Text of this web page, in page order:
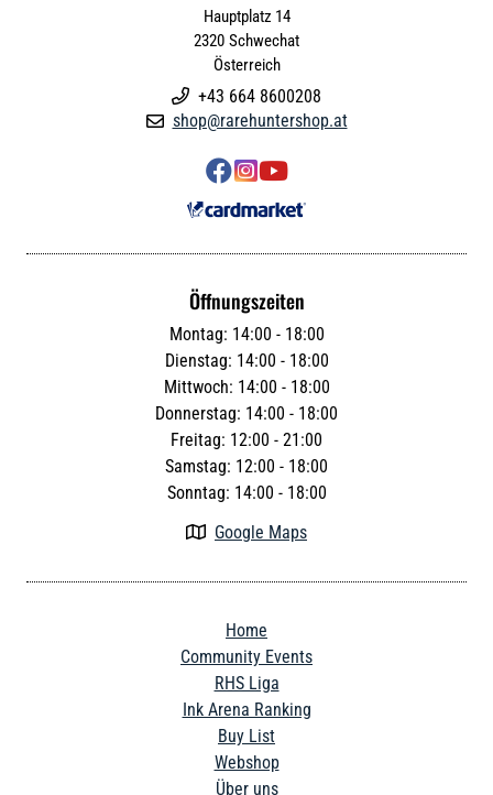
Hauptplatz 14
2320 Schwechat
Österreich
 +43 664 8600208
 shop@rarehuntershop.at

Öffnungszeiten
Montag: 14:00 - 18:00
Dienstag: 14:00 - 18:00
Mittwoch: 14:00 - 18:00
Donnerstag: 14:00 - 18:00
Freitag: 12:00 - 21:00
Samstag: 12:00 - 18:00
Sonntag: 14:00 - 18:00
 Google Maps
Home
Community Events
RHS Liga
Ink Arena Ranking
Buy List
Webshop
Über uns